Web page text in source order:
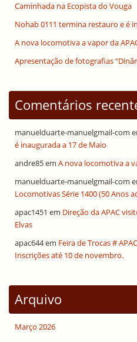
Caminhada na Ecopista do Vouga
Nohab 0111 termina restauro e é
A nova locomotiva a vapor da
Apresentação de fotografias
Comentários
manuelduarte-manuelgmail-com
é inaugurada a 17 de Maio
andre85em A nova locomotiva a
manuelduarte-manuelgmail-com
Locomotivas Série 1400 (50 Anos
apac1451 em Direção da APAC
Elvas
apac644em Feira de Trocas #
Inscrições até 10 de novembro.
Arquivo
Março 2026